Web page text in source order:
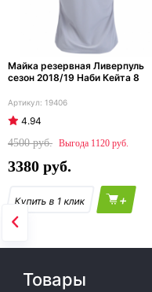
Майка резервная Ливерпуль
сезон 2018/19 Наби Кейта 8
19406
4.94
4500
1120
3380
+
Товары